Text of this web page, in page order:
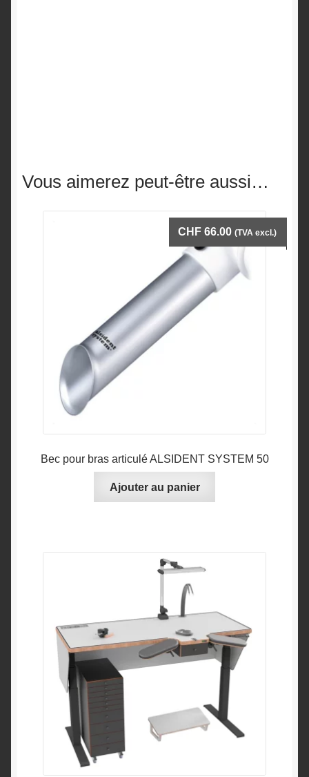
Vous aimerez peut-être aussi…
Bec pour bras articulé ALSIDENT SYSTEM 50
CHF 66.00 (TVA excl.)
Ajouter au panier